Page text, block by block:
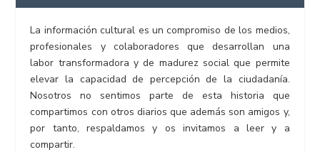
La información cultural es un compromiso de los medios,
profesionales y colaboradores que desarrollan una
labor transformadora y de madurez social que permite
elevar la capacidad de percepción de la ciudadanía.
Nosotros no sentimos parte de esta historia que
compartimos con otros diarios que además son amigos y,
por tanto, respaldamos y os invitamos a leer y a
compartir.